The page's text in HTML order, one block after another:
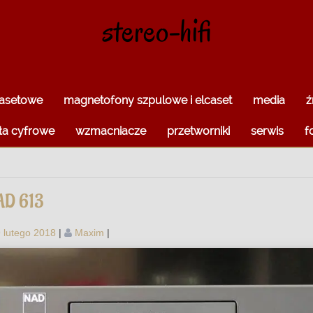
stereo-hifi
magnetofony szpulowe i elcaset media
cyfrowe wzmacniacze przetworniki serwis
613
lutego 2018 | Maxim |